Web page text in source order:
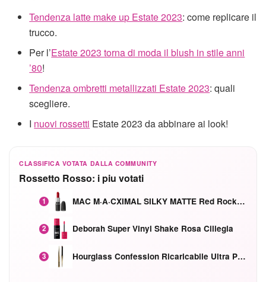
Tendenza latte make up Estate 2023: come replicare il
trucco.
Per l’Estate 2023 torna di moda il blush in stile anni
’80!
Tendenza ombretti metallizzati Estate 2023: quali
scegliere.
I nuovi rossetti Estate 2023 da abbinare ai look!
CLASSIFICA VOTATA DALLA COMMUNITY
Rossetto Rosso: i piu votati
1 MAC M·A·CXIMAL SILKY MATTE Red Rock mat
2 Deborah Super Vinyl Shake Rosa Ciliegia
3 Hourglass Confession Ricaricabile Ultra Preciso Ad Alta Intensità Secretly Classic Red